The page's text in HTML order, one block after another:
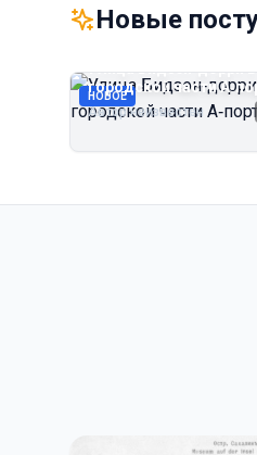
Новые
НОВОЕ
Улица Бидзэн‑дорри в
городской части
Автор неизвестен